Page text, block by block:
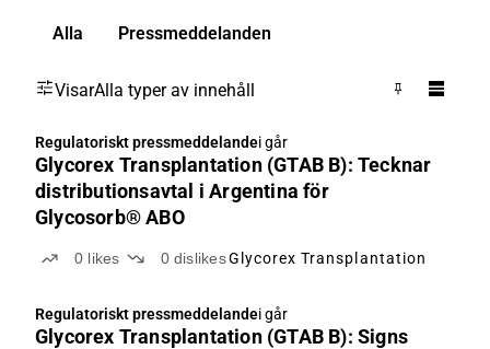
Alla Pressmeddelanden
VisarAlla typer av innehåll
Regulatoriskt pressmeddelandei går
Glycorex Transplantation (GTAB B): Tecknar
distributionsavtal i Argentina för
Glycosorb® ABO
0 likes 0 dislikesGlycorex Transplantation
Regulatoriskt pressmeddelandei går
Glycorex Transplantation (GTAB B): Signs